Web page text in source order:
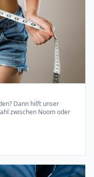
Dann hilft unser
zwischen Noom oder